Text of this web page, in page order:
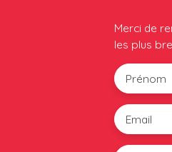
Merci de
les plus
Prénom
Email